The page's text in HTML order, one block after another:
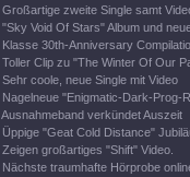
Großartige zweite Single samt
"Sky Void Of Stars" Album und
Klasse 30th-Anniversary
Toller Clip zu "The Winter Of Our
Sehr coole, neue Single mit Video
Nagelneue "Enigmatic-Dark-Prog-
Ausnahmeband verkündet Auszeit
Üppige "Geat Cold Distance"
Zeigen großartiges "Shift" Video.
Nächste traumhafte Hörprobe